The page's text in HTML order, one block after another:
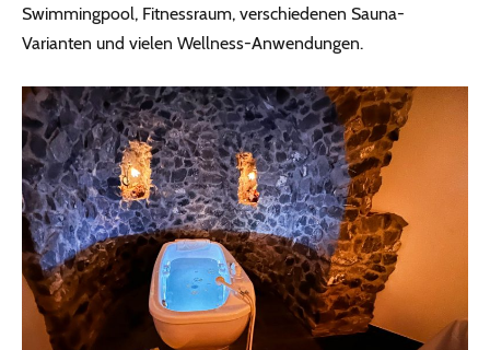
Swimmingpool, Fitnessraum, verschiedenen Sauna-
Varianten und vielen Wellness-Anwendungen.